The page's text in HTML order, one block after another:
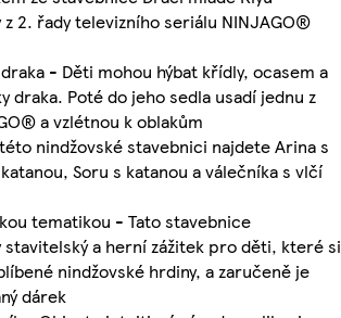
2. řady televizního seriálu NINJAGO®
- Děti mohou hýbat křídly, ocasem a
draka. Poté do jeho sedla usadí jednu z
a vzlétnou k oblakům
nindžovské stavebnici najdete Arina s
Soru s katanou a válečníka s vlčí
tematikou - Tato stavebnice
a herní zážitek pro děti, které si
nindžovské hrdiny, a zaručeně je
dárek